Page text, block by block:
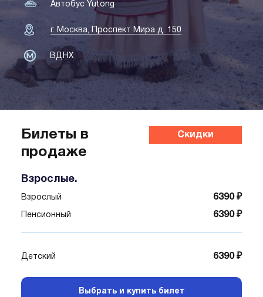
Автобус Yutong
г. Москва, Проспект Мира д. 150
ВДНХ
Билеты в
продаже
Скидки
Взрослые.
Взрослый 6390 ₽
Пенсионный 6390 ₽
Детский 6390 ₽
Выбрать и купить билет